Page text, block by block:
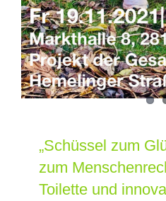
„Schüssel zum
zum
Toilette und